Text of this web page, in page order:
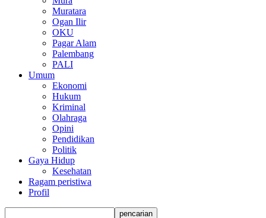
Muratara
Ogan Ilir
OKU
Pagar Alam
Palembang
PALI
Umum
Ekonomi
Hukum
Kriminal
Olahraga
Opini
Pendidikan
Politik
Gaya Hidup
Kesehatan
Ragam peristiwa
Profil